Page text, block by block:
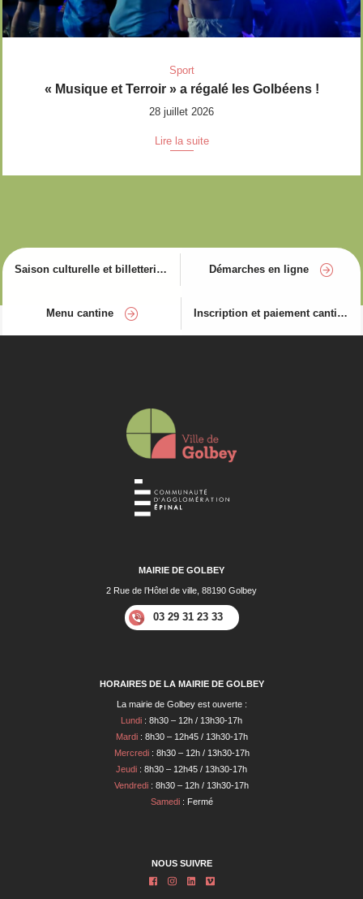
Sport
« Musique et Terroir » a régalé les Golbéens !
28 juillet 2026
Lire la suite
Saison culturelle et billetterie Démarches en ligne
Menu cantine Inscription et paiement cantine
MAIRIE DE GOLBEY
2 Rue de l’Hôtel de ville, 88190 Golbey
03 29 31 23 33
HORAIRES DE LA MAIRIE DE GOLBEY
La mairie de Golbey est ouverte :
Lundi : 8h30 – 12h / 13h30-17h
Mardi: 8h30 – 12h45 / 13h30-17h
Mercredi: 8h30 – 12h / 13h30-17h
Jeudi : 8h30 – 12h45 / 13h30-17h
Vendredi : 8h30 – 12h / 13h30-17h
Samedi: Fermé
NOUS SUIVRE